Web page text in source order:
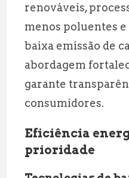
renováveis,
menos poluentes
baixa emissão de
abordagem
garante
consumidores.
Eficiência
prioridade